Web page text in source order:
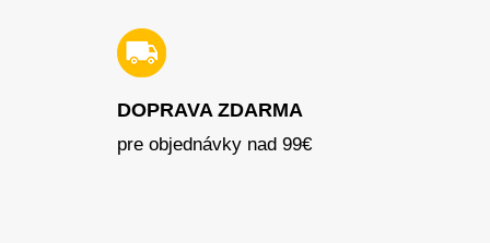
DOPRAVA ZDARMA
pre objednávky nad 99€